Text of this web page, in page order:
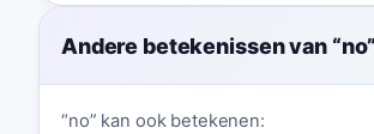
Andere betekenissen van“no”
“no” kan ook betekenen: